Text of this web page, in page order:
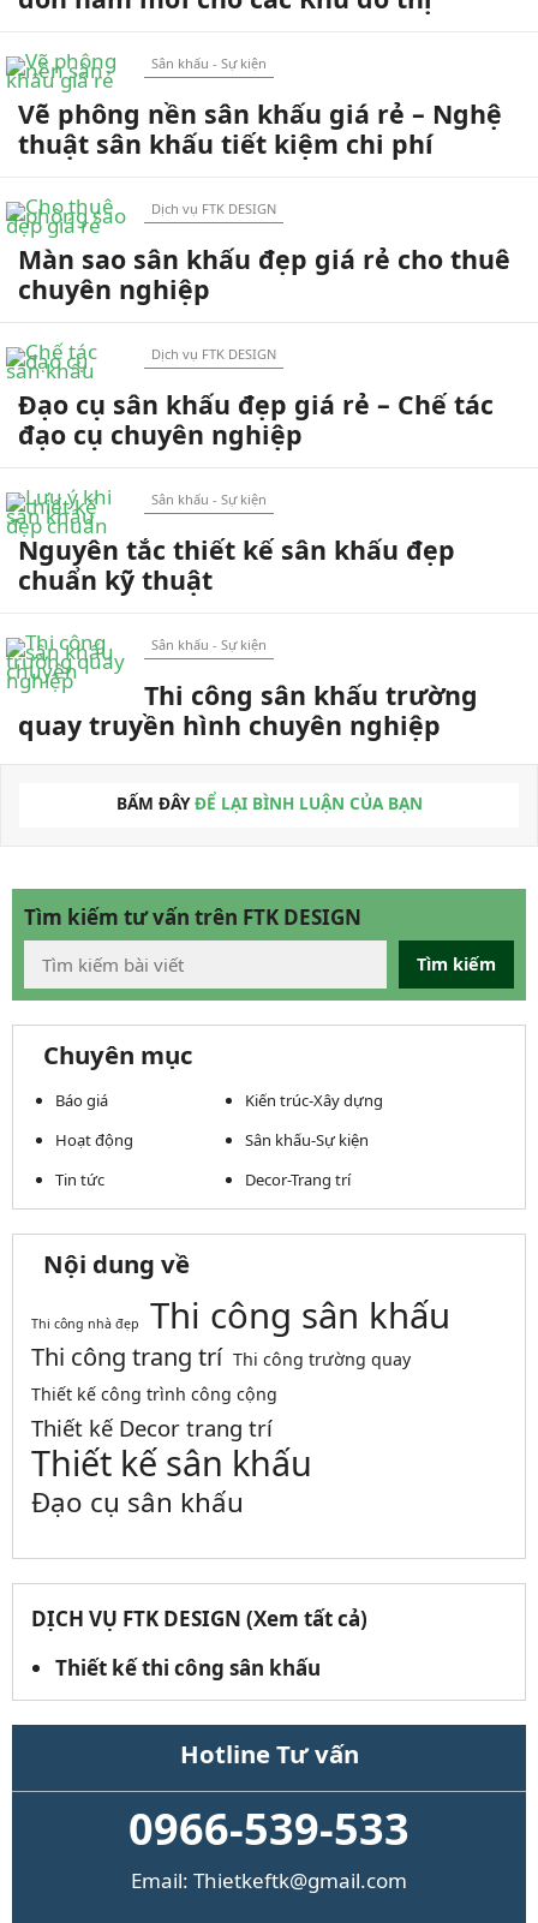
Sân khấu - Sự kiện
Vẽ phông nền sân khấu giá rẻ – Nghệ
thuật sân khấu tiết kiệm chi phí
Dịch vụ FTK DESIGN
Màn sao sân khấu đẹp giá rẻ cho thuê
chuyên nghiệp
Dịch vụ FTK DESIGN
Đạo cụ sân khấu đẹp giá rẻ – Chế tác
đạo cụ chuyên nghiệp
Sân khấu - Sự kiện
Nguyên tắc thiết kế sân khấu đẹp
chuẩn kỹ thuật
Sân khấu - Sự kiện
Thi công sân khấu trường
quay truyền hình chuyên nghiệp
BẤM ĐÂYĐỂ LẠI BÌNH LUẬN CỦA BẠN
Tìm kiếm tư vấn trên FTK DESIGN
Tìm kiếm
Chuyên mục
Báo giá
Hoạt động
Tin tức
Kiến trúc-Xây dựng
Sân khấu-Sự kiện
Decor-Trang trí
Nội dung về
Thi công nhà đẹp Thi công sân khấu
Thi công trang trí Thi công trường quay
Thiết kế công trình công cộng
Thiết kế Decor trang trí
Thiết kế sân khấu
Đạo cụ sân khấu
DỊCH VỤ FTK DESIGN (Xem tất cả)
Thiết kế thi công sân khấu
Hotline Tư vấn
0966-539-533
Email: Thietkeftk@gmail.com